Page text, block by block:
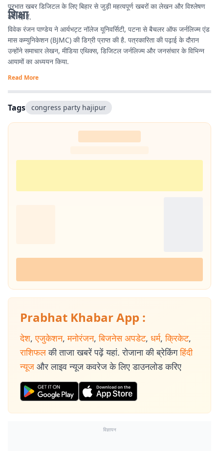
प्रभात खबर डिजिटल के लिए बिहार से जुड़ी महत्वपूर्ण खबरों का लेखन और विश्लेषण
कर रहे हैं.
शिक्षा
विवेक रंजन पाण्डेय ने आर्यभट्ट नॉलेज यूनिवर्सिटी, पटना से बैचलर ऑफ जर्नलिज्म एंड
मास कम्युनिकेशन (BJMC) की डिग्री प्राप्त की है. पत्रकारिता की पढ़ाई के दौरान
उन्होंने समाचार लेखन, मीडिया एथिक्स, डिजिटल जर्नलिज्म और जनसंचार के विभिन्न
आयामों का अध्ययन किया.
Read More
Tags congress party hajipur
Prabhat Khabar App :
देश, एजुकेशन, मनोरंजन, बिजनेस अपडेट, धर्म, क्रिकेट,
राशिफल की ताजा खबरें पढ़ें यहां. रोजाना की ब्रेकिंग हिंदी
न्यूज और लाइव न्यूज कवरेज के लिए डाउनलोड करिए
विज्ञापन